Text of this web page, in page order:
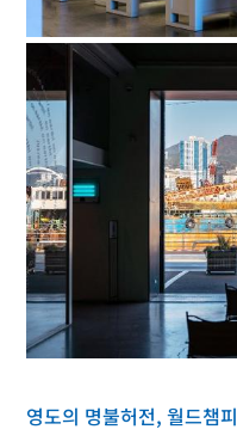
영도의 명불허전, 월드챔